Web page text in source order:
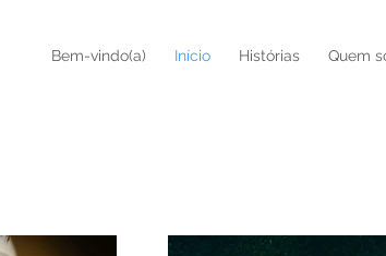
Bem-vindo(a) Início Histórias Quem